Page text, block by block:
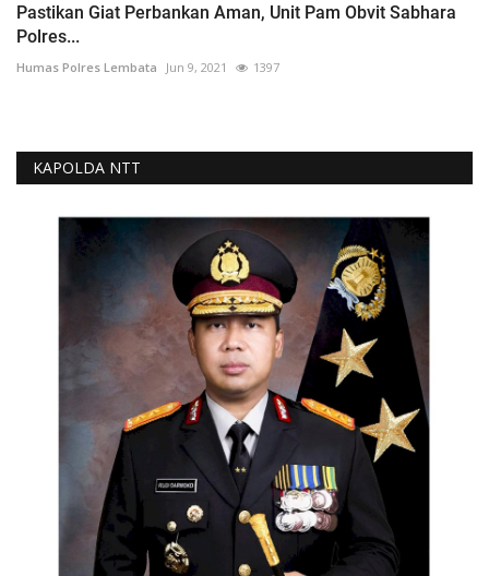
Pastikan Giat Perbankan Aman, Unit Pam Obvit Sabhara
Polres...
Humas Polres Lembata Jun 9, 2021 1397
KAPOLDA NTT